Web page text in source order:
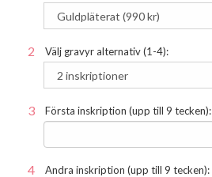
Välj gravyr alternativ (1-4):
Första inskription (upp till 9 tecken):
Andra inskription (upp till 9 tecken):